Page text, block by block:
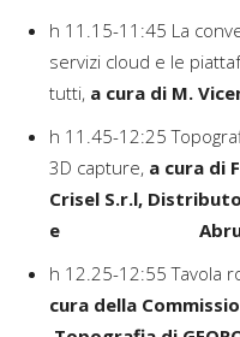
h 11.15-11:45 La
servizi cloud e
tutti, a cura di M.
h 11.45-12:25
3D capture, a
Crisel S.r.l,
e
h 12.25-12:55 Tavola
cura della